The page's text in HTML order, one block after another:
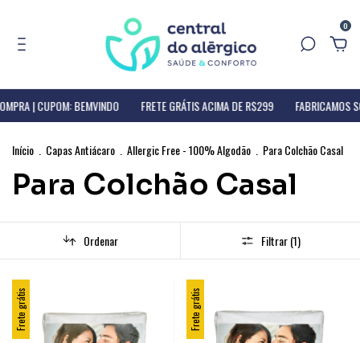
0
| CUPOM: BEMVINDO FRETE GRÁTIS ACIMA DE R$299 FABRICAMOS
Início Capas Antiácaro Allergic Free - 100% Algodão Para Colchão Casal
Para Colchão Casal
Ordenar Filtrar (1)
Frete grátis Frete grátis